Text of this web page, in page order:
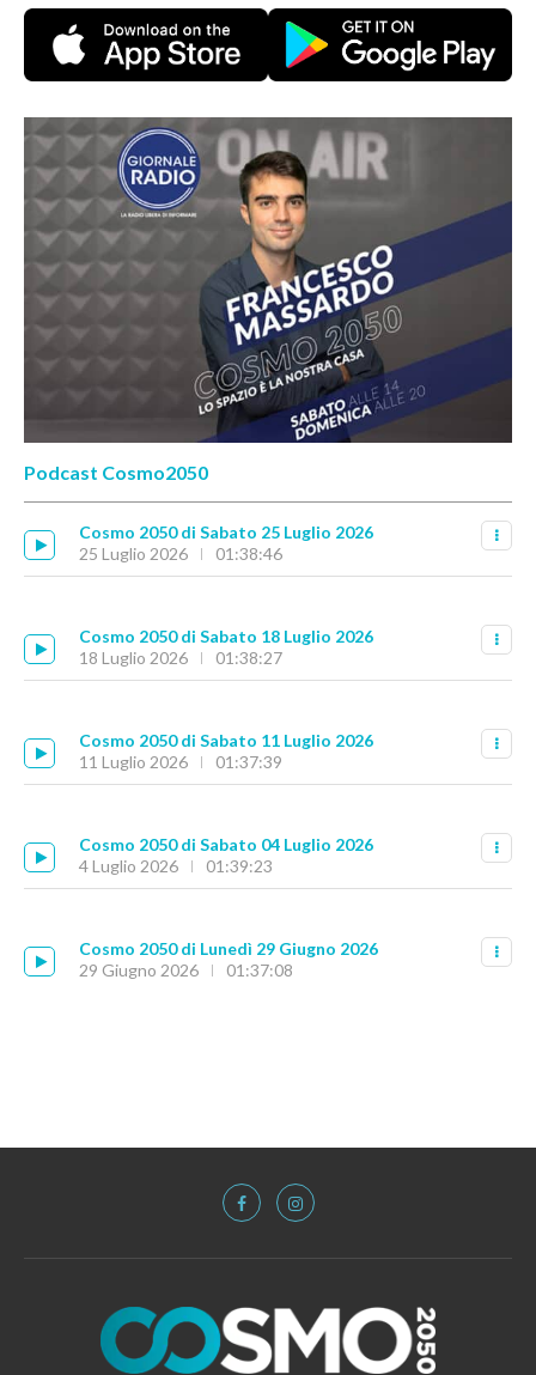
Podcast Cosmo2050
Cosmo 2050 di Sabato 25 Luglio 2026
25 Luglio 2026
01:38:46
Cosmo 2050 di Sabato 18 Luglio 2026
18 Luglio 2026
01:38:27
Cosmo 2050 di Sabato 11 Luglio 2026
11 Luglio 2026
01:37:39
Cosmo 2050 di Sabato 04 Luglio 2026
4 Luglio 2026
01:39:23
Cosmo 2050 di Lunedì 29 Giugno 2026
29 Giugno 2026
01:37:08